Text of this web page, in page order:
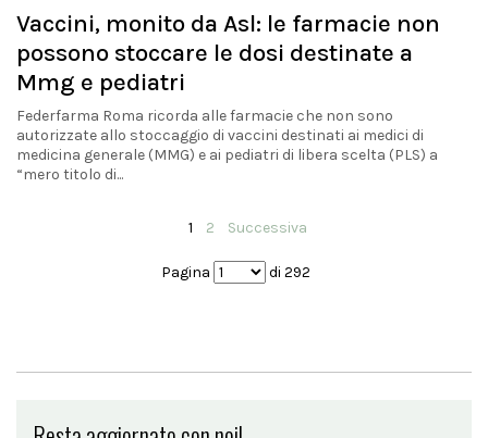
Vaccini, monito da Asl: le farmacie non
possono stoccare le dosi destinate a
Mmg e pediatri
Federfarma Roma ricorda alle farmacie che non sono
autorizzate allo stoccaggio di vaccini destinati ai medici di
medicina generale (MMG) e ai pediatri di libera scelta (PLS) a
“mero titolo di...
1 2 Successiva
Pagina di 292